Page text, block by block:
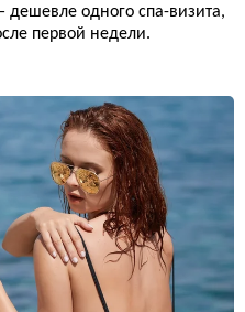
одного спа-визита,
первой недели.